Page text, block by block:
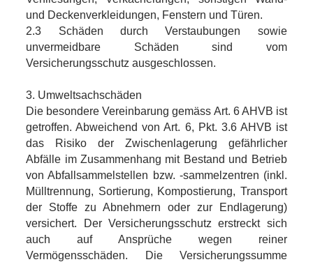
und Deckenverkleidungen, Fenstern und Türen.
2.3 Schäden durch Verstaubungen sowie
unvermeidbare Schäden sind vom
Versicherungsschutz ausgeschlossen.
3. Umweltsachschäden
Die besondere Vereinbarung gemäss Art. 6 AHVB ist
getroffen. Abweichend von Art. 6, Pkt. 3.6 AHVB ist
das Risiko der Zwischenlagerung gefährlicher
Abfälle im Zusammenhang mit Bestand und Betrieb
von Abfallsammelstellen bzw. -sammelzentren (inkl.
Mülltrennung, Sortierung, Kompostierung, Transport
der Stoffe zu Abnehmern oder zur Endlagerung)
versichert. Der Versicherungsschutz erstreckt sich
auch auf Ansprüche wegen reiner
Vermögensschäden. Die Versicherungssumme